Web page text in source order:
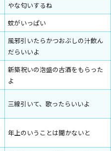
やな匂いするね
蚊がいっぱい
風邪引いたらかつおぶしの汁飲ん
だらいいよ
新築祝いの泡盛の古酒をもらった
よ
三線引いて、歌ったらいいよ
年上のいうことは聞かないと